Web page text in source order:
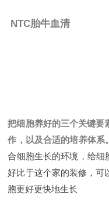
NTC胎牛血清
把细胞养好的三个关键要
作，以及合适的培养体系
合细胞生长的环境，给细
好比于这个家的装修，可
胞更好更快地生长